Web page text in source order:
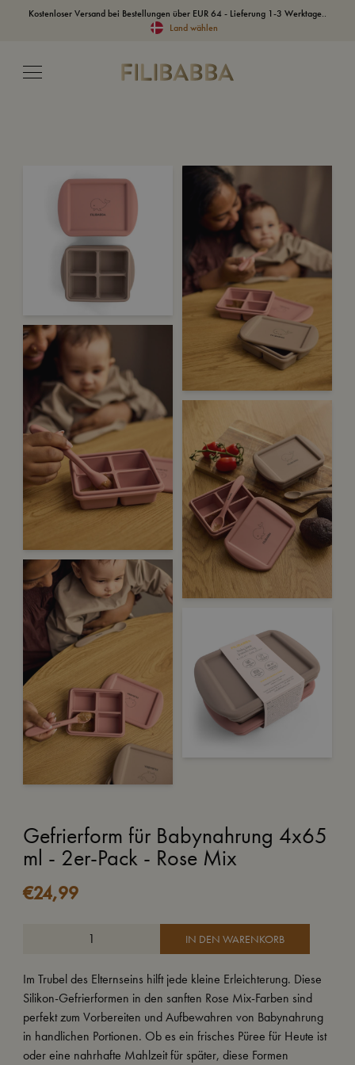
Kostenloser Versand bei Bestellungen über EUR 64 - Lieferung 1-3 Werktage..
Land wählen
Gefrierform für Babynahrung 4x65
ml - 2er-Pack - Rose Mix
€24,99
IN DEN WARENKORB
Im Trubel des Elternseins hilft jede kleine Erleichterung. Diese
Silikon-Gefrierformen in den sanften Rose Mix-Farben sind
perfekt zum Vorbereiten und Aufbewahren von Babynahrung
in handlichen Portionen. Ob es ein frisches Püree für Heute ist
oder eine nahrhafte Mahlzeit für später, diese Formen